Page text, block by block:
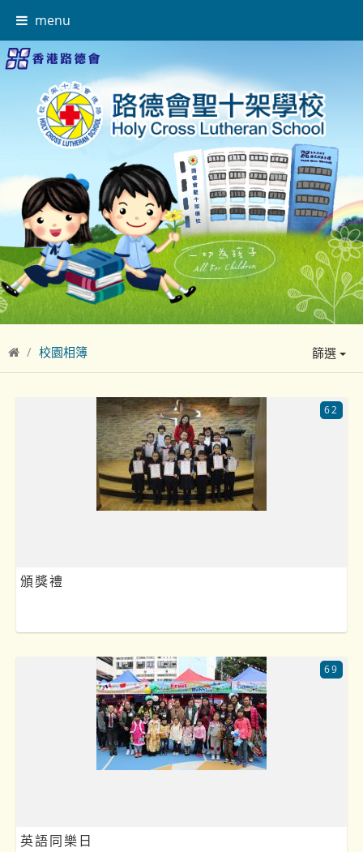
menu
校園相簿 篩選
頒獎禮
62
英語同樂日
69